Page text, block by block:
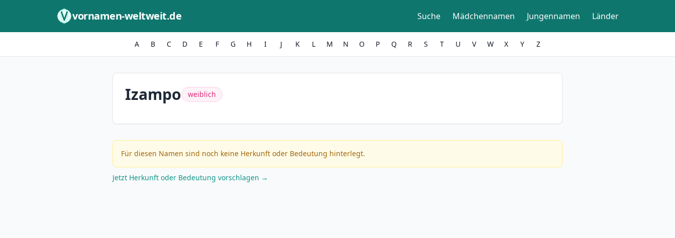
vornamen-weltweit.de Suche Mädchennamen Jungennamen Länder
A B C D E F G H I J K L M N O P Q R S T U V W X Y Z
Izampo weiblich
Für diesen Namen sind noch keine Herkunft oder Bedeutung hinterlegt.
Jetzt Herkunft oder Bedeutung vorschlagen →